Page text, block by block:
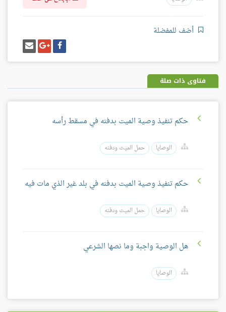
أضف للمفضلة
شارك
على
فيسبوك
شارك
على
غوغل
بلس
إرسل
إيميل
فتاوى ذات صلة
حكم تنفيذ وصية الميت بدفنه في مسقط رأسه
الوصايا حمل الميت ودفنه
حكم تنفيذ وصية الميت بدفنه في بلد غير الذي مات فيه
الوصايا حمل الميت ودفنه
هل الوصية واجبة وما نصها الشرعي
الوصايا